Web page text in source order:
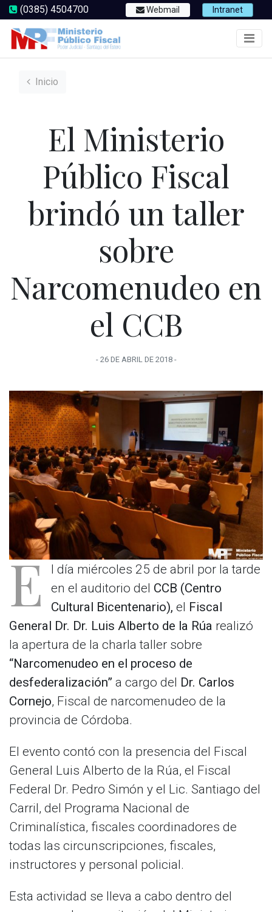
(0385) 4504700 Webmail Intranet
Inicio
El Ministerio
Público Fiscal
brindó un taller
sobre
Narcomenudeo en
el CCB
- 26 DE ABRIL DE 2018-
E l día miércoles 25 de abril por la tarde
en el auditorio del CCB (Centro
Cultural Bicentenario), el Fiscal
General Dr. Dr. Luis Alberto de la Rúa realizó
la apertura de la charla taller sobre
“Narcomenudeo en el proceso de
desfederalización” a cargo del Dr. Carlos
Cornejo, Fiscal de narcomenudeo de la
provincia de Córdoba.
El evento contó con la presencia del Fiscal
General Luis Alberto de la Rúa, el Fiscal
Federal Dr. Pedro Simón y el Lic. Santiago del
Carril, del Programa Nacional de
Criminalística, fiscales coordinadores de
todas las circunscripciones, fiscales,
instructores y personal policial.
Esta actividad se lleva a cabo dentro del